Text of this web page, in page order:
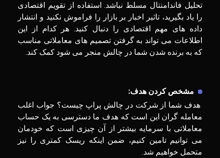
تحلیل فاندامنتال مسلط نباشد. استفاده از تقویم اقتصادی
را یاد بگیرید، تاثیر اخبار بر بازار را فراموش نکنید و انتشار
داده های مهم اقتصادی را دنبال کنید. هر کدام از این
اطلاعات می تواند به گرفتن تصمیم های معاملاتی مناسب
که به برنده شدن شما در چالش منجر می شود کمک کند.
مشخص کردن هدف:
هدف شما از شرکت در چالش پراپ چیست؟ جواب اغلب
معامله گران این است که هدف ما دسترسی به یک حساب
معاملاتی با سرمایه بیشتر از آن چیزی است که خودمان
می توانیم تامین کنیم، ضمن اینکه ریسک کمتری را نیز
متحمل خواهیم شد.